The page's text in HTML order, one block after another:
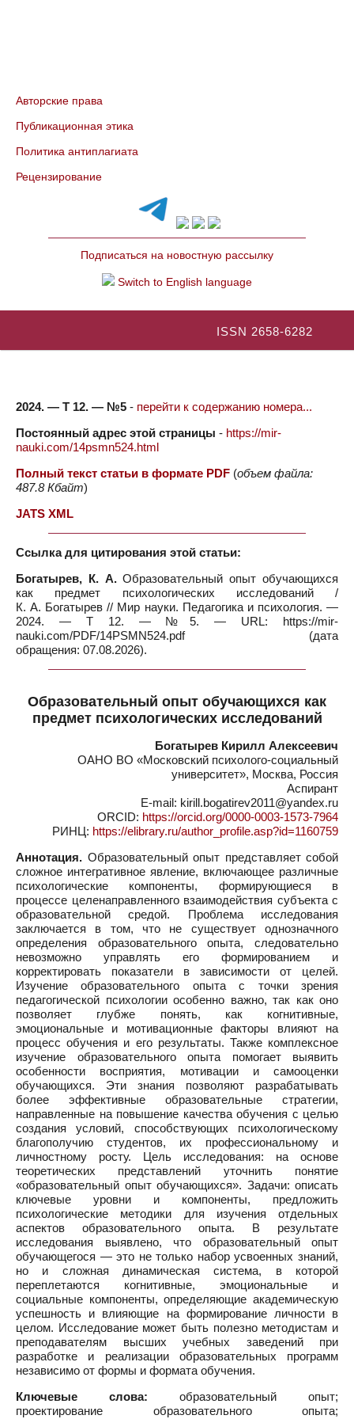
Авторские права
Публикационная этика
Политика антиплагиата
Рецензирование
Подписаться на новостную рассылку
Switch to English language
ISSN 2658-6282
2024. — Т 12. — №5 - перейти к содержанию номера...
Постоянный адрес этой страницы - https://mir-
nauki.com/14psmn524.html
Полный текст статьи в формате PDF (объем файла:
487.8 Кбайт)
JATS XML
Ссылка для цитирования этой статьи:
Богатырев, К. А.Образовательный опыт обучающихся
как предмет психологических исследований /
К. А. Богатырев // Мир науки. Педагогика и психология. —
2024. — Т 12. — №5. — URL: https://mir-
nauki.com/PDF/14PSMN524.pdf (дата
обращения: 07.08.2026).
Образовательный опыт обучающихся как
предмет психологических исследований
Богатырев Кирилл Алексеевич
ОАНО ВО «Московский психолого-социальный
университет», Москва, Россия
Аспирант
E-mail: kirill.bogatirev2011@yandex.ru
ORCID: https://orcid.org/0000-0003-1573-7964
РИНЦ: https://elibrary.ru/author_profile.asp?id=1160759
Аннотация. Образовательный опыт представляет собой
сложное интегративное явление, включающее различные
психологические компоненты, формирующиеся в
процессе целенаправленного взаимодействия субъекта с
образовательной средой. Проблема исследования
заключается в том, что не существует однозначного
определения образовательного опыта, следовательно
невозможно управлять его формированием и
корректировать показатели в зависимости от целей.
Изучение образовательного опыта с точки зрения
педагогической психологии особенно важно, так как оно
позволяет глубже понять, как когнитивные,
эмоциональные и мотивационные факторы влияют на
процесс обучения и его результаты. Также комплексное
изучение образовательного опыта помогает выявить
особенности восприятия, мотивации и самооценки
обучающихся. Эти знания позволяют разрабатывать
более эффективные образовательные стратегии,
направленные на повышение качества обучения с целью
создания условий, способствующих психологическому
благополучию студентов, их профессиональному и
личностному росту. Цель исследования: на основе
теоретических представлений уточнить понятие
«образовательный опыт обучающихся». Задачи: описать
ключевые уровни и компоненты, предложить
психологические методики для изучения отдельных
аспектов образовательного опыта. В результате
исследования выявлено, что образовательный опыт
обучающегося — это не только набор усвоенных знаний,
но и сложная динамическая система, в которой
переплетаются когнитивные, эмоциональные и
социальные компоненты, определяющие академическую
успешность и влияющие на формирование личности в
целом. Исследование может быть полезно методистам и
преподавателям высших учебных заведений при
разработке и реализации образовательных программ
независимо от формы и формата обучения.
Ключевые слова: образовательный опыт;
проектирование образовательного опыта;